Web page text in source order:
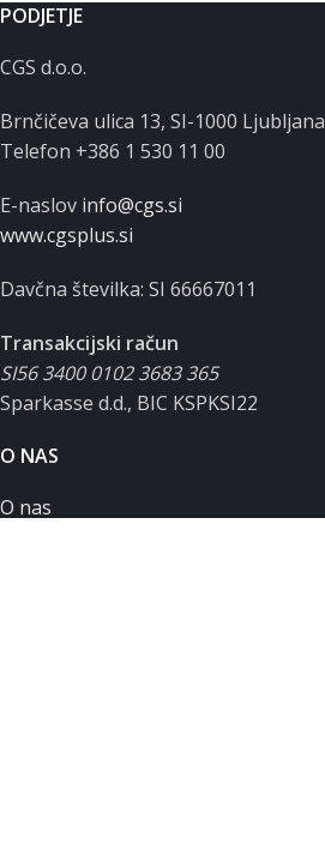
PODJETJE
CGS d.o.o.
Brnčičeva ulica 13, SI-1000 Ljubljana
Telefon +386 1 530 11 00
E-naslov info@cgs.si
www.cgsplus.si
Davčna številka: SI 66667011
Transakcijski račun
SI56 3400 0102 3683 365
Sparkasse d.d., BIC KSPKSI22
O NAS
O nas